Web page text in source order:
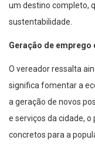
sustentabilidade.
significa fomentar a
a geração de novos
e serviços da cidade,
concretos para a